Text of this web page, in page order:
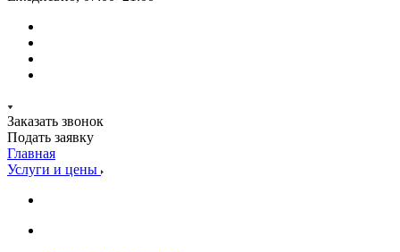
Заказать звонок
Подать заявку
Главная
Услуги и цены